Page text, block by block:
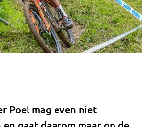
Poel mag even niet